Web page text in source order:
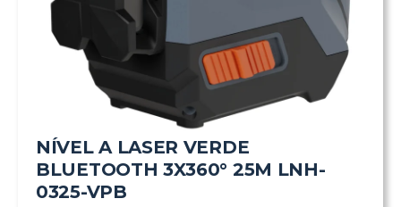
NÍVEL A LASER VERDE
BLUETOOTH 3X360° 25M LNH-
0325-VPB